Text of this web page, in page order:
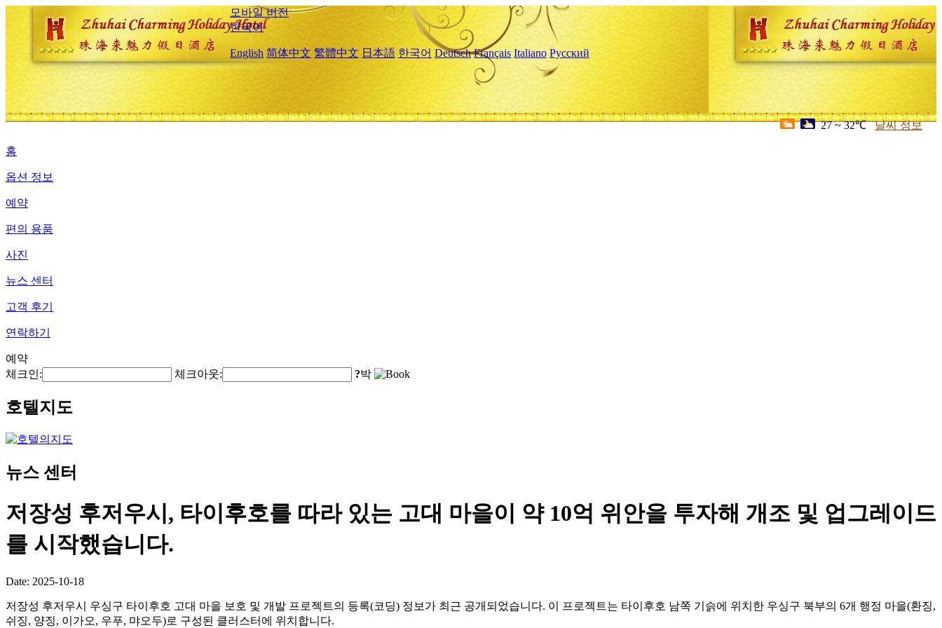
모바일 버전
한국어
English 简体中文 繁體中文 日本語 한국어 Deutsch Français Italiano Русский
27 ~ 32℃ 날씨 정보
홈
옵션 정보
예약
편의 용품
사진
뉴스 센터
고객 후기
연락하기
예약
체크인:
체크아웃: ?박
호텔지도
뉴스 센터
저장성 후저우시, 타이후호를 따라 있는 고대 마을이 약 10억 위안을 투자해 개조 및 업그레이드
를 시작했습니다.
Date: 2025-10-18
저장성 후저우시 우싱구 타이후호 고대 마을 보호 및 개발 프로젝트의 등록(코딩) 정보가 최근 공개되었습니다. 이 프로젝트는 타이후호 남쪽 기슭에 위치한 우싱구 북부의 6개 행정 마을(환징,
쉬징, 양징, 이가오, 우푸, 먀오두)로 구성된 클러스터에 위치합니다.